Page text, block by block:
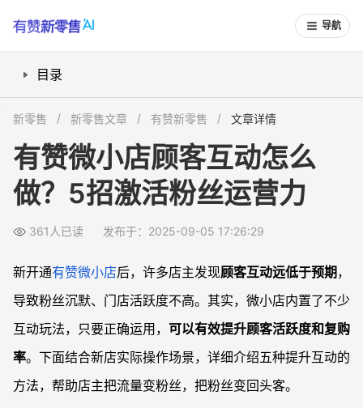
导航
目录
如何用客服功能打造高质量互动体验？
顾客评价与晒单引导怎么做？
常见问题
顾客互动很少，活动没人参与怎么办？
新零售 新零售文章 有赞新零售 文章详情
有赞微小店顾客互动怎么
做？5招激活粉丝运营力
361人已读 发布于：2025-09-05 17:26:29
新开通有赞微小店后，许多店主发现顾客互动远低于预期 ，
导致粉丝沉默、门店活跃度不高。其实，微小店内置了不少
互动玩法，只要正确运用， 可以有效提升顾客活跃度和复购
率。下面结合新店实际操作场景，详细介绍五种提升互动的
方法，帮助店主把流量变粉丝，把粉丝变回头客。